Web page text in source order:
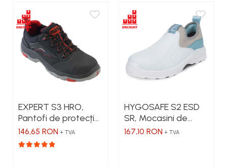
EXPERT S3 HRO,
Pantofi de protecție
din piele nubuck,
bombeu din fibră de
146,65 RON + TVA
HYGOSAFE S2 ESD
SR, Mocasini de
protecție din
167,10 RON + TVA